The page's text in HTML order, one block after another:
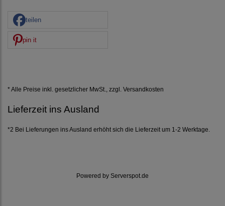
teilen
pin it
* Alle Preise inkl. gesetzlicher MwSt., zzgl. Versandkosten
Lieferzeit ins Ausland
*2 Bei Lieferungen ins Ausland erhöht sich die Lieferzeit um 1-2 Werktage.
Powered by Serverspot.de